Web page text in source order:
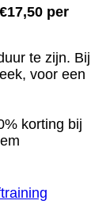
per
te zijn. Bij
voor een
korting bij